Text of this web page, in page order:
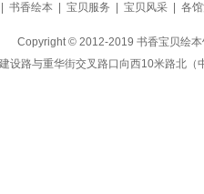
书香绘本 宝贝服务 宝贝风采 各
Copyright © 2012-2019 书香宝贝绘
设路与重华街交叉路口向西10米路北